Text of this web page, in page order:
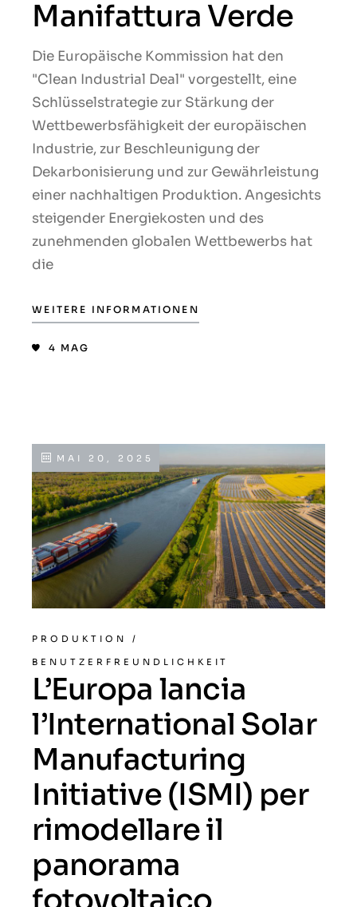
Manifattura Verde
Die Europäische Kommission hat den
"Clean Industrial Deal" vorgestellt, eine
Schlüsselstrategie zur Stärkung der
Wettbewerbsfähigkeit der europäischen
Industrie, zur Beschleunigung der
Dekarbonisierung und zur Gewährleistung
einer nachhaltigen Produktion. Angesichts
steigender Energiekosten und des
zunehmenden globalen Wettbewerbs hat
die
WEITERE INFORMATIONEN
4 MAG
MAI 20, 2025
PRODUKTION /
BENUTZERFREUNDLICHKEIT
L’Europa lancia
l’International Solar
Manufacturing
Initiative (ISMI) per
rimodellare il
panorama